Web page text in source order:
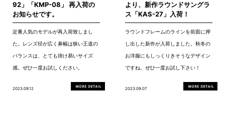
92」「KMP-08」 再入荷の
お知らせです。
定番人気のモデルが再入荷致しまし
た。レンズ径が広く鼻幅は狭い王道の
バランスは、とても掛け易いサイズ
感。ぜひ一度お試しください。
2023.09.12
より、新作ラウンドサングラ
ス「KAS-27」入荷！
ラウンドフレームのラインを前面に押
し出した新作が入荷しました。秋冬の
お洋服にもしっくりきそうなデザイン
ですね。ぜひ一度お試し下さい！
2023.09.07